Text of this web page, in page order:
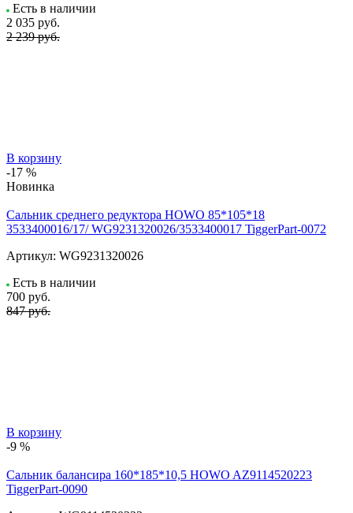
Есть в наличии
2 035 руб.
2 239 руб.
В корзину
-17 %
Новинка
Сальник среднего редуктора HOWO 85*105*18
3533400016/17/ WG9231320026/3533400017 TiggerPart-0072
Артикул: WG9231320026
Есть в наличии
700 руб.
847 руб.
В корзину
-9 %
Сальник балансира 160*185*10,5 HOWO AZ9114520223
TiggerPart-0090